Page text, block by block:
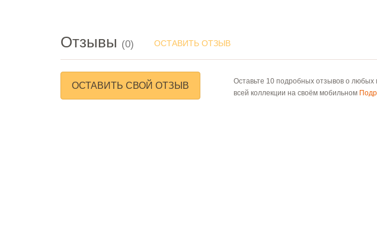
Отзывы (0) ОСТАВИТЬ ОТЗЫВ
ОСТАВИТЬ СВОЙ ОТЗЫВ
Оставьте 10 подробных отзывов о любых
всей коллекции на своём мобильном